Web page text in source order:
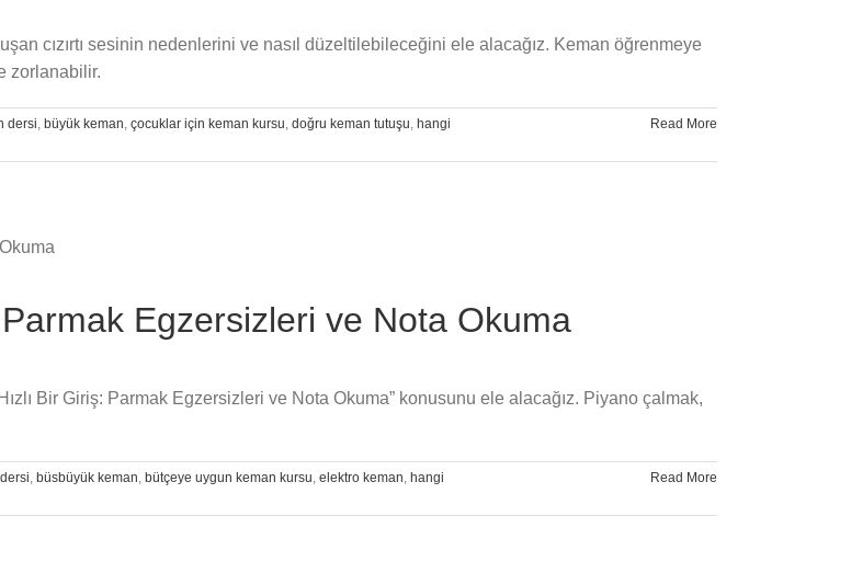
cızırtı sesinin nedenlerini ve nasıl düzeltilebileceğini ele alacağız. Keman öğrenmeye
zorlanabilir.
dersi, büyük keman, çocuklar için keman kursu, doğru keman tutuşu, hangi
Read More
Egzersizleri ve Nota Okuma
Bir Giriş: Parmak Egzersizleri ve Nota Okuma” konusunu ele alacağız. Piyano çalmak,
, büsbüyük keman, bütçeye uygun keman kursu, elektro keman, hangi
Read More